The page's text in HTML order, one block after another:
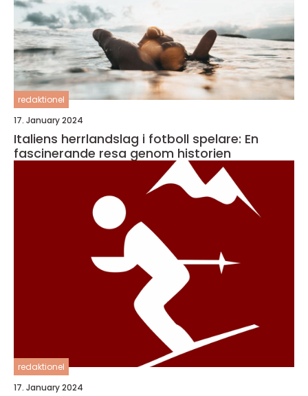
redaktionel
17. January 2024
Italiens herrlandslag i fotboll spelare: En
fascinerande resa genom historien
redaktionel
17. January 2024